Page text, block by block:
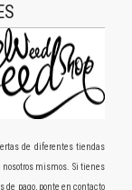
de diferentes tiendas
mismos. Si tienes
de pago, ponte en contacto